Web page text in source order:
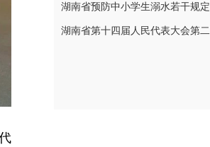
湖南省预防中小学生溺水若干规定